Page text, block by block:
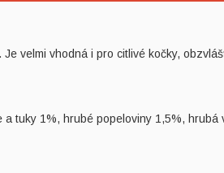
velmi vhodná i pro citlivé kočky,
tuky 1%, hrubé popeloviny 1,5%, hrubá